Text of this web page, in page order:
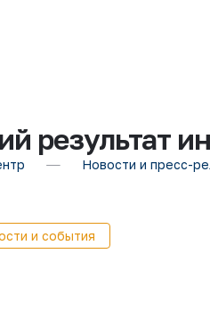
результат
Новости и пресс-
и события